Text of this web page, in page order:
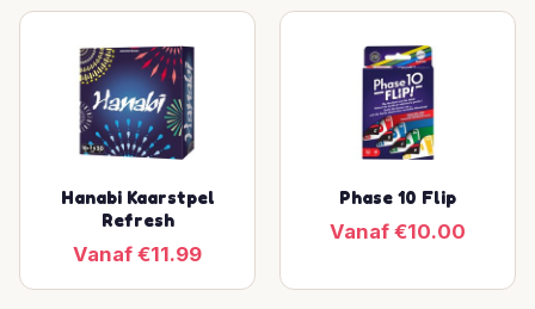
Hanabi Kaarstpel
Refresh
Vanaf €11.99
Phase 10 Flip
Vanaf €10.00